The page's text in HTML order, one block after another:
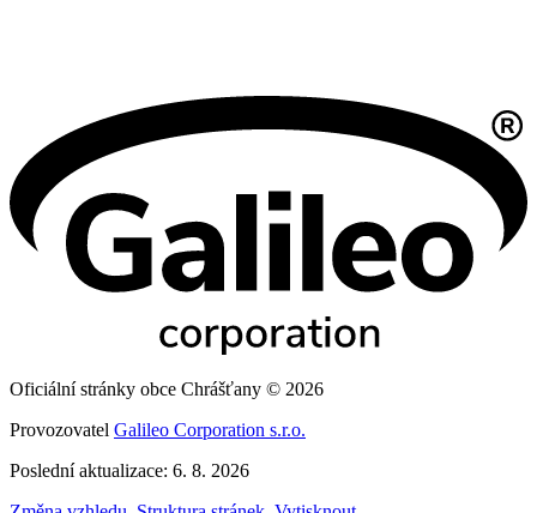
Oficiální stránky obce Chrášťany © 2026
Provozovatel Galileo Corporation s.r.o.
Poslední aktualizace: 6. 8. 2026